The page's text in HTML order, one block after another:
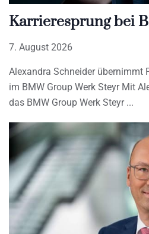
Karrieresprung bei
7. August 2026
Alexandra Schneider übernimmt
im BMW Group Werk Steyr Mit
das BMW Group Werk Steyr